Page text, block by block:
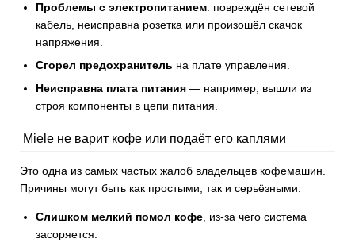
Проблемы с электропитанием: повреждён сетевой
кабель, неисправна розетка или произошёл скачок
напряжения.
Сгорел предохранитель на плате управления.
Неисправна плата питания — например, вышли из
строя компоненты в цепи питания.
Miele не варит кофе или подаёт его каплями
Это одна из самых частых жалоб владельцев кофемашин.
Причины могут быть как простыми, так и серьёзными:
Слишком мелкий помол кофе , из-за чего система
засоряется.